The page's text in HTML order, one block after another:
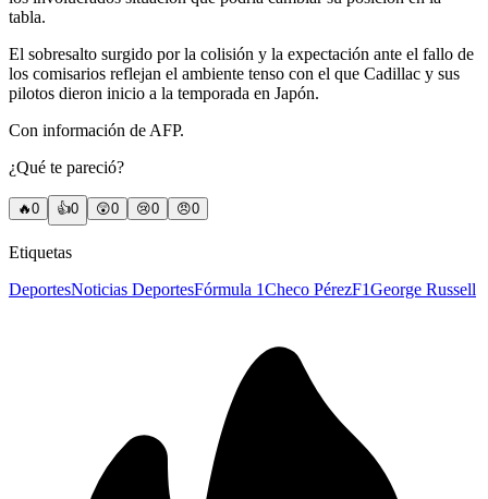
tabla.
El sobresalto surgido por la colisión y la expectación ante el fallo de
los comisarios reflejan el ambiente tenso con el que Cadillac y sus
pilotos dieron inicio a la temporada en Japón.
Con información de AFP.
¿Qué te pareció?
🔥0 👍0 😲0 😢0 😠0
Etiquetas
DeportesNoticias DeportesFórmula 1Checo PérezF1George Russell